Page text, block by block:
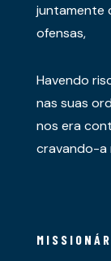
juntamente
ofensas,
Havendo
nas suas
nos era
cravando-a